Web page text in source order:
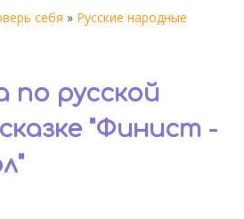
себя » Русские народные
по русской
"Финист -